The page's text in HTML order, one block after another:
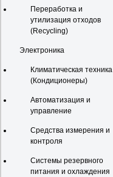
Переработка и
утилизация отходов
(Recycling)
Электроника
Климатическая техника
(Кондиционеры)
Автоматизация и
управление
Средства измерения и
контроля
Системы резервного
питания и охлаждения